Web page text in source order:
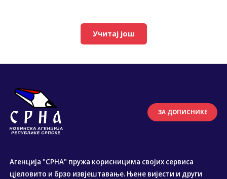
Учитај још
ЗА ДОПИСНИКЕ
Агенција "СРНА" пружа корисницима својих сервиса
цјеловито и брзо извјештавање. Њене вијести и други